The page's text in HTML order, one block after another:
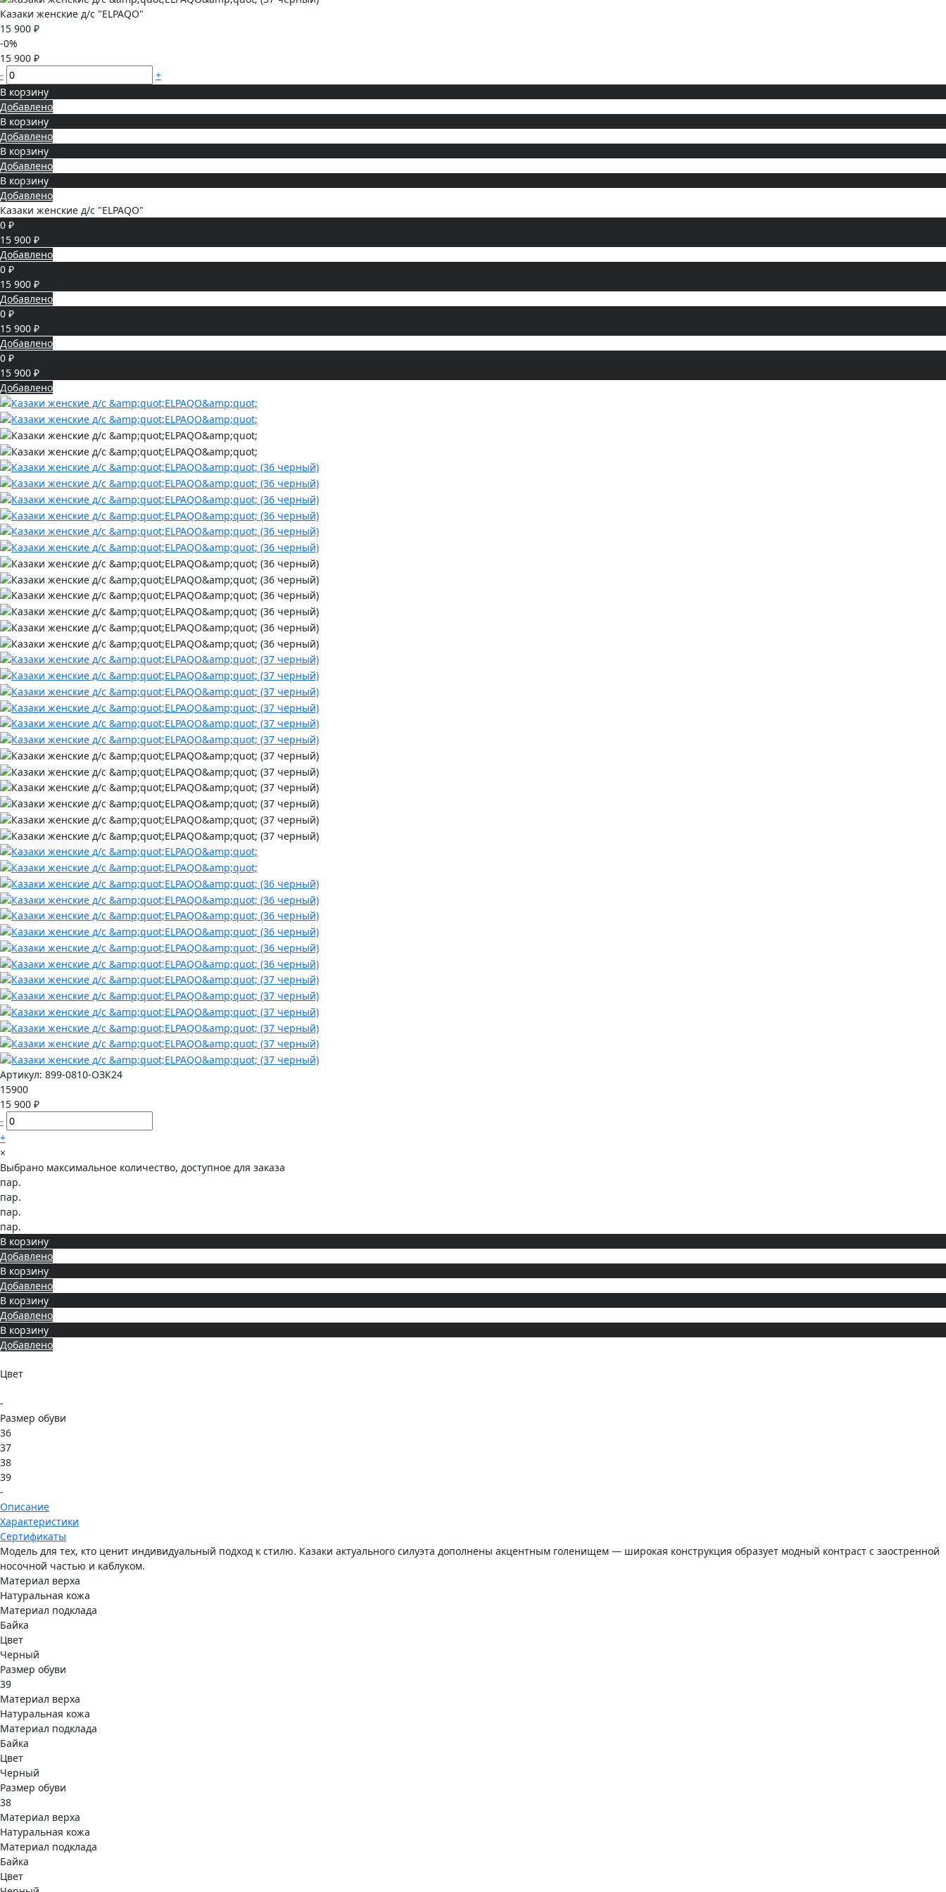
Казаки женские д/с "ELPAQO"
15 900 ₽
-0%
15 900 ₽
-
+
В корзину
Добавлено
В корзину
Добавлено
В корзину
Добавлено
В корзину
Добавлено
Казаки женские д/с "ELPAQO"
0 ₽
15 900 ₽
Добавлено
0 ₽
15 900 ₽
Добавлено
0 ₽
15 900 ₽
Добавлено
0 ₽
15 900 ₽
Добавлено
Артикул: 899-0810-ОЗК24
15900
15 900 ₽
-
+
×
Выбрано максимальное количество, доступное для заказа
пар.
пар.
пар.
пар.
В корзину
Добавлено
В корзину
Добавлено
В корзину
Добавлено
В корзину
Добавлено
Цвет
-
Размер обуви
36
37
38
39
-
Описание
Характеристики
Сертификаты
Модель для тех, кто ценит индивидуальный подход к стилю. Казаки актуального силуэта дополнены акцентным голенищем — широкая конструкция образует модный контраст с заостренной
носочной частью и каблуком.
Материал верха
Натуральная кожа
Материал подклада
Байка
Цвет
Черный
Размер обуви
39
Материал верха
Натуральная кожа
Материал подклада
Байка
Цвет
Черный
Размер обуви
38
Материал верха
Натуральная кожа
Материал подклада
Байка
Цвет